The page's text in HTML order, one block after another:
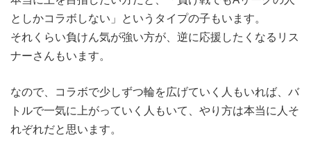
としかコラボしない」というタイプの子もいます。
それくらい負けん気が強い方が、逆に応援したくなるリス
ナーさんもいます。
なので、コラボで少しずつ輪を広げていく人もいれば、バ
トルで一気に上がっていく人もいて、やり方は本当に人そ
れぞれだと思います。